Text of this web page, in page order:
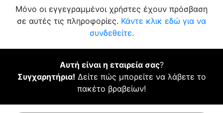
Μόνο οι εγγεγραμμένοι χρήστες έχουν πρόσβαση
σε αυτές τις πληροφορίες. Κάντε κλικ εδώ για να
συνδεθείτε.
Αυτή είναι η εταιρεία σας?
Συγχαρητήρια! Δείτε πώς μπορείτε να λάβετε το
πακέτο βραβείων!